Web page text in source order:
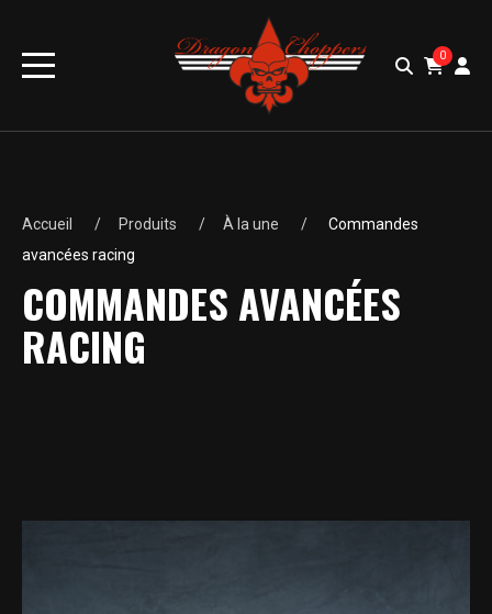
0
Accueil Produits À la une
Commandes
avancées racing
COMMANDES AVANCÉES
RACING